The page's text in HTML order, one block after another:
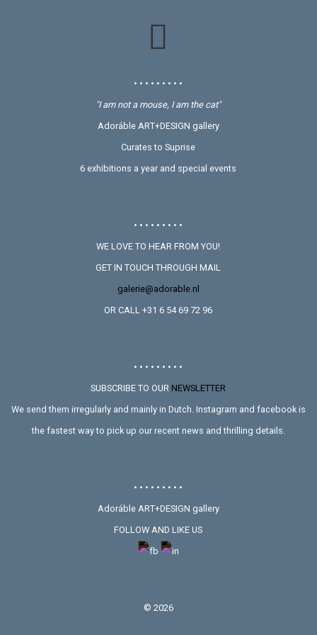
• • • • • • • • •
"I am not a mouse, I am the cat"
Adoráble ART+DESIGN gallery
Curates to Suprise
6 exhibitions a year and special events
• • • • • • • • •
WE LOVE TO HEAR FROM YOU!
GET IN TOUCH THROUGH MAIL
galerie@adorable.nl
OR CALL +31 6 54 69 72 96
• • • • • • • • •
SUBSCRIBE TO OURNEWSLETTER
We send them irregularly and mainly in Dutch. Instagram and facebook is
the fastest way to pick up our recent news and thrilling details.
• • • • • • • • •
Adoráble ART+DESIGN gallery
FOLLOW AND LIKE US
© 2026